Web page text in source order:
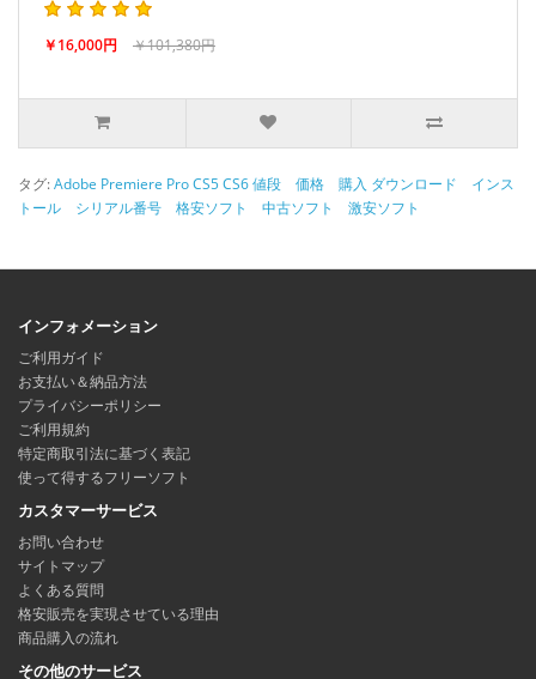
￥16,000円 ￥101,380円
タグ:Adobe Premiere Pro CS5 CS6 値段 価格 購入 ダウンロード インス
トール シリアル番号 格安ソフト 中古ソフト 激安ソフト
インフォメーション
ご利用ガイド
お支払い＆納品方法
プライバシーポリシー
ご利用規約
特定商取引法に基づく表記
使って得するフリーソフト
カスタマーサービス
お問い合わせ
サイトマップ
よくある質問
格安販売を実現させている理由
商品購入の流れ
その他のサービス